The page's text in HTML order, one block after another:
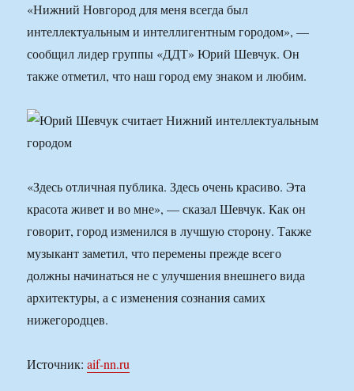
«Нижний Новгород для меня всегда был
интеллектуальным и интеллигентным городом», —
сообщил лидер группы «ДДТ» Юрий Шевчук. Он
также отметил, что наш город ему знаком и любим.
«Здесь отличная публика. Здесь очень красиво. Эта
красота живет и во мне», — сказал Шевчук. Как он
говорит, город изменился в лучшую сторону. Также
музыкант заметил, что перемены прежде всего
должны начинаться не с улучшения внешнего вида
архитектуры, а с изменения сознания самих
нижегородцев.
Источник:aif-nn.ru